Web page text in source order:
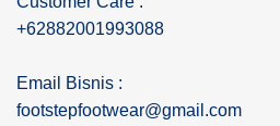
+62882001993088
Email Bisnis :
footstepfootwear@gmail.com